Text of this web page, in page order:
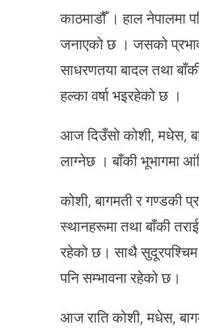
काठमाडौँ । हाल नेपालमा
जनाएको छ । जसको
साधरणतया बादल तथा
हल्का वर्षा भइरहेको छ ।
आज दिउँसो कोशी, मधेस,
लाग्नेछ । बाँकी भूभागमा
कोशी, बागमती र गण्डकी
स्थानहरूमा तथा बाँकी
रहेको छ। साथै सुदूरपश्चिम
पनि सम्भावना रहेको छ।
आज राति कोशी, मधेस,